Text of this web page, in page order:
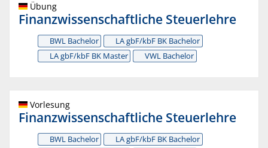
Übung
Finanzwissenschaftliche Steuerlehre
BWL Bachelor
LA gbF/kbF BK Bachelor
LA gbF/kbF BK Master
VWL Bachelor
Vorlesung
Finanzwissenschaftliche Steuerlehre
BWL Bachelor
LA gbF/kbF BK Bachelor